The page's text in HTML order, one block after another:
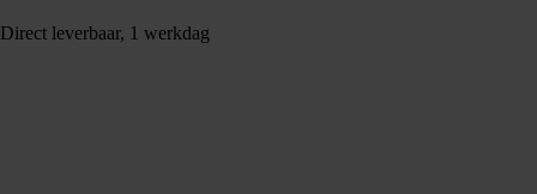
Direct leverbaar, 1 werkdag